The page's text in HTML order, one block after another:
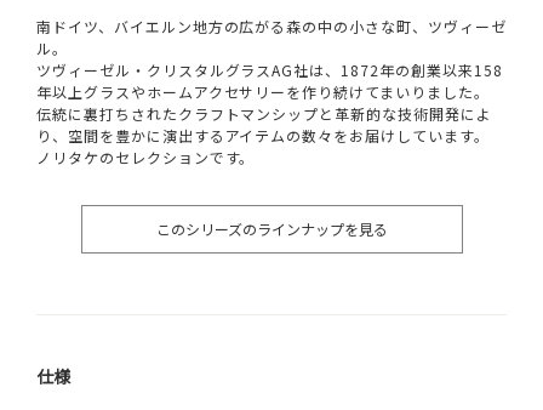
南ドイツ、バイエルン地方の広がる森の中の小さな町、ツヴィーゼ
ル。
ツヴィーゼル・クリスタルグラスAG社は、1872年の創業以来158
年以上グラスやホームアクセサリーを作り続けてまいりました。
伝統に裏打ちされたクラフトマンシップと革新的な技術開発によ
り、空間を豊かに演出するアイテムの数々をお届けしています。
ノリタケのセレクションです。
このシリーズのラインナップを見る
仕様